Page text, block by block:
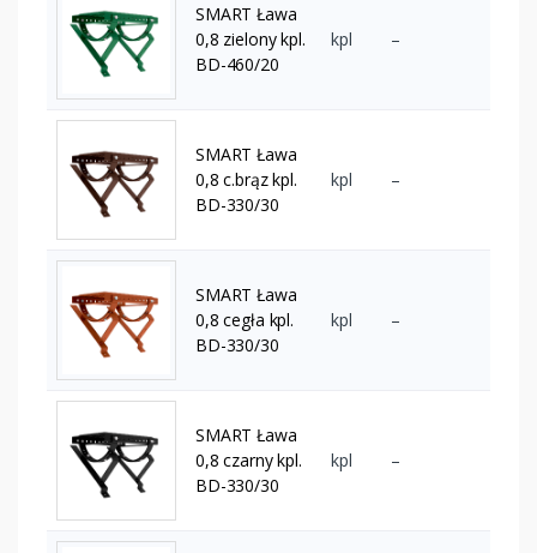
SMART Ława
0,8 zielony kpl.
BD-460/20
kpl –
SMART Ława
0,8 c.brąz kpl.
BD-330/30
kpl –
SMART Ława
0,8 cegła kpl.
BD-330/30
kpl –
SMART Ława
0,8 czarny kpl.
BD-330/30
kpl –